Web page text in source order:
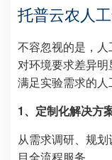
托普云农人
不容忽视的是，
对环境要求差异
满足实验需求的人
1、定制化解决方
从需求调研、规